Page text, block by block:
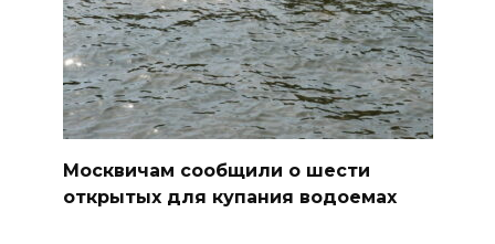
Москвичам сообщили о шести
открытых для купания водоемах